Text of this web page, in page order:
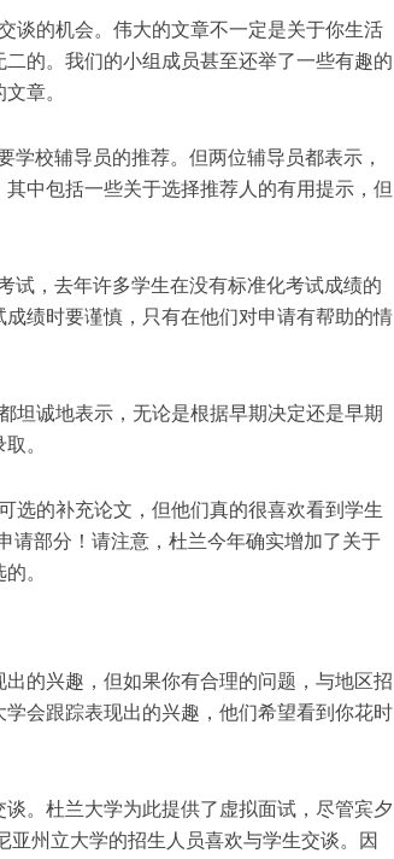
谈的机会。伟大的文章不一定是关于你生活
的。我们的小组成员甚至还举了一些有趣的
章。
学校辅导员的推荐。但两位辅导员都表示，
中包括一些关于选择推荐人的有用提示，但
试，去年许多学生在没有标准化考试成绩的
绩时要谨慎，只有在他们对申请有帮助的情
坦诚地表示，无论是根据早期决定还是早期
。
选的补充论文，但他们真的很喜欢看到学生
请部分！请注意，杜兰今年确实增加了关于
。
的兴趣，但如果你有合理的问题，与地区招
会跟踪表现出的兴趣，他们希望看到你花时
。杜兰大学为此提供了虚拟面试，尽管宾夕
州立大学的招生人员喜欢与学生交谈。因